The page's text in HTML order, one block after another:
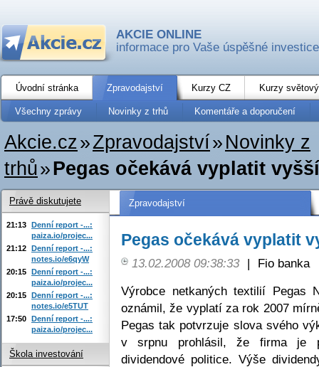
AKCIE ONLINE
informace pro Vaše úspěšné investice
Úvodní stránka Zpravodajství Kurzy CZ Kurzy
Všechny zprávy Novinky z trhů Komentáře a doporučení
Akcie.cz»Zpravodajství» Novinky z
trhů»Pegas očekává vyplatit
Zpravodajství
Pegas očekává vyplatit
13.02.2008 09:38:33 |
Fio banka
Výrobce netkaných textilií Pegas
oznámil, že vyplatí za rok 2007
Pegas tak potvrzuje slova svého
v srpnu prohlásil, že firma je
dividendové politice. Výše
Právě diskutujete
21:13 Denní report -...:
paiza.io/projec...
21:12 Denní report -...:
notes.io/e6qyW
20:15 Denní report -...:
paiza.io/projec...
20:15 Denní report -...:
notes.io/e5TUT
17:50 Denní report -...:
paiza.io/projec...
Škola investování